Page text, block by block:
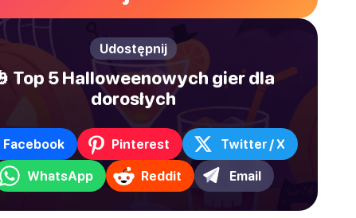
Udostępnij
Top 5 Halloweenowych gier dla
dorosłych
Facebook Pinterest Twitter / X
WhatsApp Reddit Email